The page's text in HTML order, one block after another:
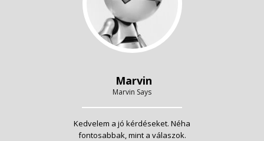
Marvin
Marvin Says
Kedvelem a jó kérdéseket. Néha
fontosabbak, mint a válaszok.